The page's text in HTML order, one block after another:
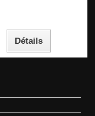
Détails